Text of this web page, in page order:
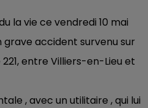
la vie ce vendredi 10 mai
grave accident survenu sur
entre Villiers-en-Lieu et
, avec un utilitaire , qui lui